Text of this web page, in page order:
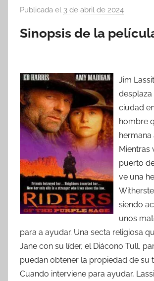
Publicada el 3 de abril de 2024
r
Sinopsis de la
Jim
ciudad
hombre
hermana
Mientras
puerto
ve una
siendo
unos
para a ayudar. Una secta religiosa
Jane con su líder, el Diácono Tull,
puedan obtener la propiedad de su
Cuando interviene para ayudar,